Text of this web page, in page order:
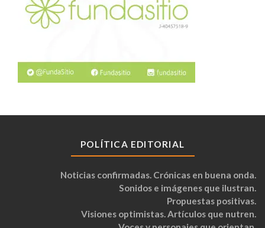
POLÍTICA EDITORIAL
Noticias confirmadas. Crónicas en buena onda.
Sonidos e imágenes que ilustran.
Propuestas positivas.
Visiones optimistas. Artículos que nutren.